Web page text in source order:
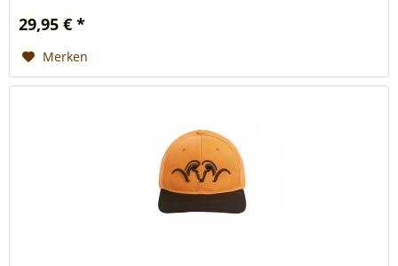
29,95 € *
Merken